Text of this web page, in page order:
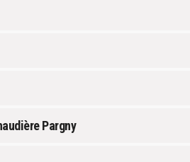
Pargny